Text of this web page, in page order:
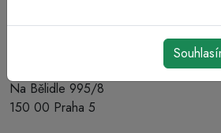
Na Bělidle 995/8
150 00 Praha 5